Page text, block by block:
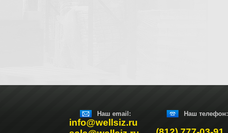
Наш email:
info@wellsiz.ru
Наш телефон: